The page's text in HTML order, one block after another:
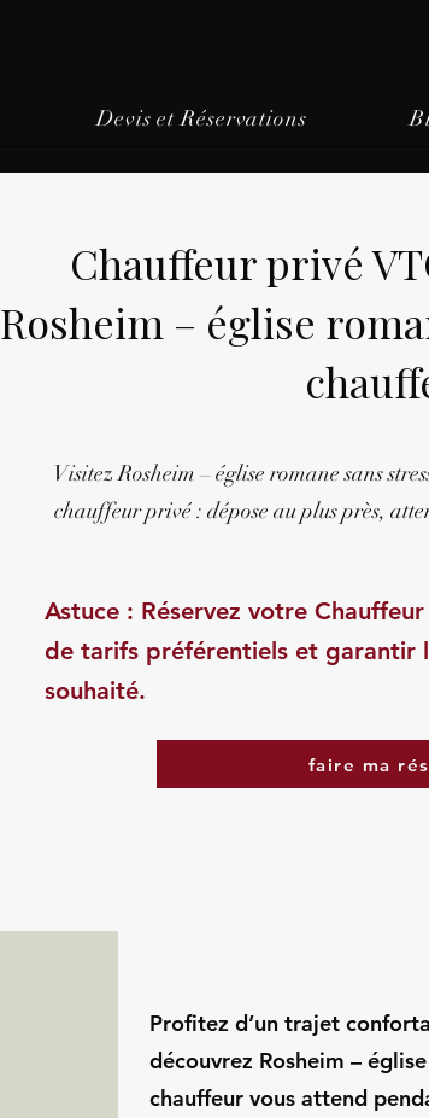
Devis et Réservations
Chauffeur privé
Rosheim – église
Visitez Rosheim – église romane sans
chauffeur privé : dépose au plus près,
Astuce : Réservez votre
de tarifs préférentiels et garantir
souhaité.
faire ma
Profitez d’un trajet
découvrez Rosheim –
chauffeur vous attend